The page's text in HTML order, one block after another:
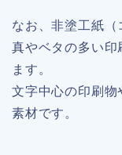
なお、非塗工紙
真やベタの多い印
ます。
文字中心の印刷物
素材です。